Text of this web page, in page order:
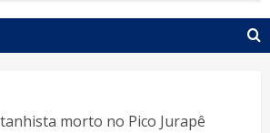
morto no Pico Jurapê